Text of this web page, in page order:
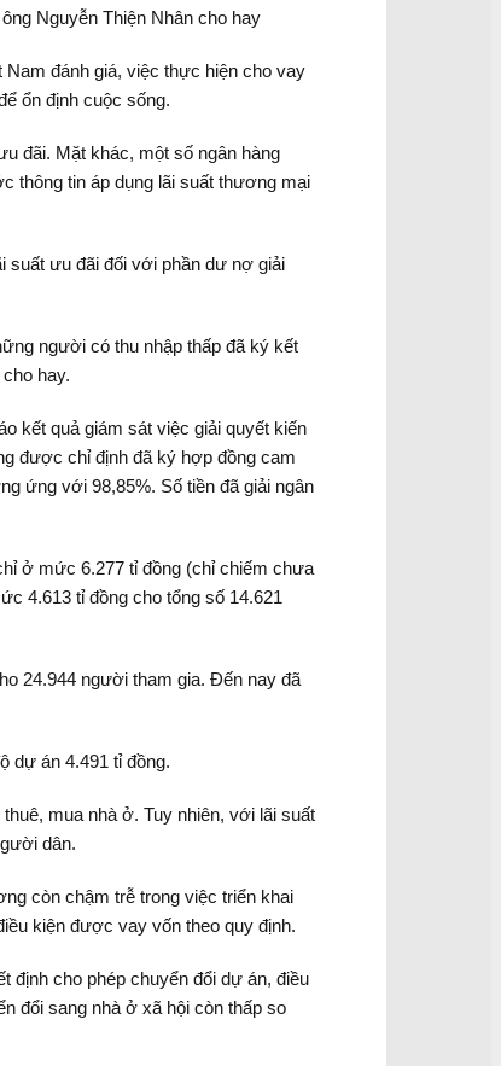
Nguyễn Thiện Nhân cho hay
đánh giá, việc thực hiện cho vay
ổn định cuộc sống.
đãi. Mặt khác, một số ngân hàng
thông tin áp dụng lãi suất thương mại
suất ưu đãi đối với phần dư nợ giải
người có thu nhập thấp đã ký kết
hay.
kết quả giám sát việc giải quyết kiến
được chỉ định đã ký hợp đồng cam
ứng với 98,85%. Số tiền đã giải ngân
ở mức 6.277 tỉ đồng (chỉ chiếm chưa
4.613 tỉ đồng cho tổng số 14.621
24.944 người tham gia. Đến nay đã
dự án 4.491 tỉ đồng.
mua nhà ở. Tuy nhiên, với lãi suất
dân.
còn chậm trễ trong việc triển khai
kiện được vay vốn theo quy định.
định cho phép chuyển đổi dự án, điều
đổi sang nhà ở xã hội còn thấp so